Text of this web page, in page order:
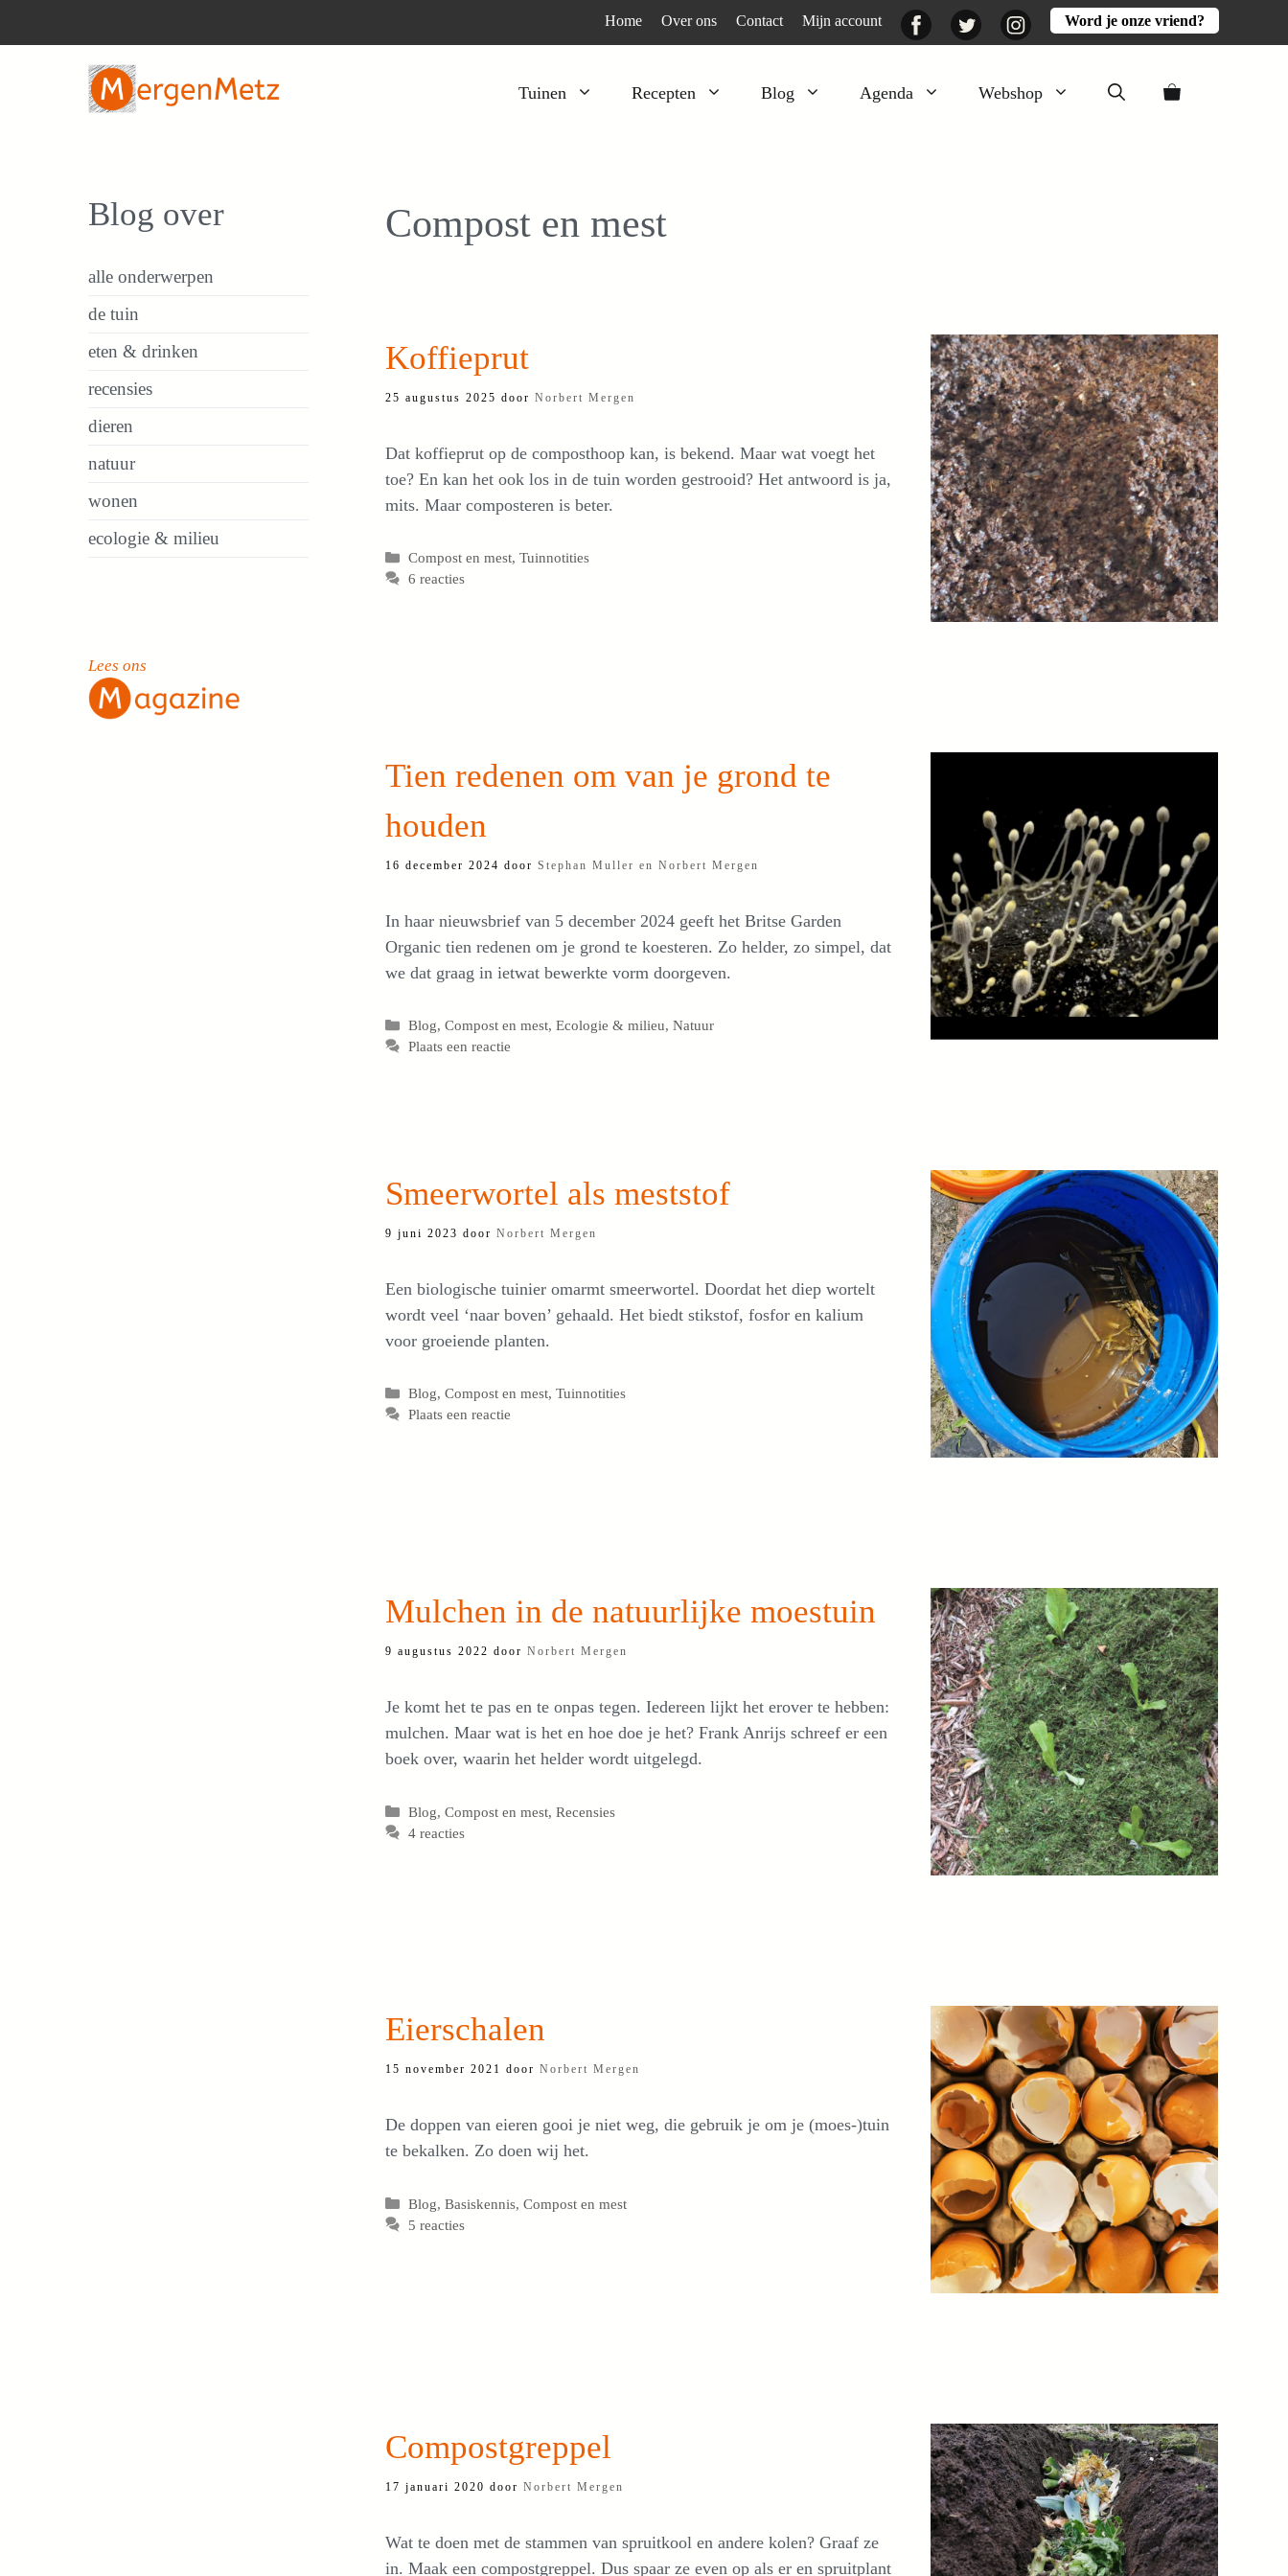
Home Over ons Contact Mijn account FacebookTwitter InstagramWord je onze vriend?
Tuinen Recepten Blog Agenda Webshop
Kruiden
Lekker
Compost en mest
Koffieprut
25 augustus 2025 door Norbert Mergen
Dat koffieprut op de composthoop kan, is bekend. Maar wat voegt het
toe? En kan het ook los in de tuin worden gestrooid? Het antwoord is ja,
mits. Maar composteren is beter.
Categorieën
Compost en mest,Tuinnotities
6 reacties
Tien redenen om van je grond te
houden
16 december 2024 door Stephan Muller en Norbert Mergen
In haar nieuwsbrief van 5 december 2024 geeft het Britse Garden
Organic tien redenen om je grond te koesteren. Zo helder, zo simpel, dat
we dat graag in ietwat bewerkte vorm doorgeven.
Categorieën
Blog,Compost en mest,Ecologie & milieu,Natuur
Plaats een reactie
Smeerwortel als meststof
9 juni 2023 door Norbert Mergen
Een biologische tuinier omarmt smeerwortel. Doordat het diep wortelt
wordt veel ‘naar boven’ gehaald. Het biedt stikstof, fosfor en kalium
voor groeiende planten.
Categorieën
Blog,Compost en mest,Tuinnotities
Plaats een reactie
Mulchen in de natuurlijke moestuin
9 augustus 2022 door Norbert Mergen
Je komt het te pas en te onpas tegen. Iedereen lijkt het erover te hebben:
mulchen. Maar wat is het en hoe doe je het? Frank Anrijs schreef er een
boek over, waarin het helder wordt uitgelegd.
Categorieën
Blog,Compost en mest,Recensies
4 reacties
Eierschalen
15 november 2021 door Norbert Mergen
De doppen van eieren gooi je niet weg, die gebruik je om je (moes-)tuin
te bekalken. Zo doen wij het.
Categorieën
Blog,Basiskennis,Compost en mest
5 reacties
Compostgreppel
17 januari 2020 door Norbert Mergen
Wat te doen met de stammen van spruitkool en andere kolen? Graaf ze
in. Maak een compostgreppel. Dus spaar ze even op als er en spruitplant
Blog over
alle onderwerpen
de tuin
eten & drinken
recensies
dieren
natuur
wonen
ecologie & milieu
Lees ons